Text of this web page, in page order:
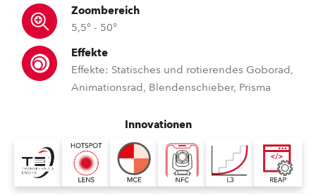
Zoombereich
5,5° - 50°
Effekte
Effekte: Statisches und rotierendes Goborad,
Animationsrad, Blendenschieber, Prisma
Innovationen